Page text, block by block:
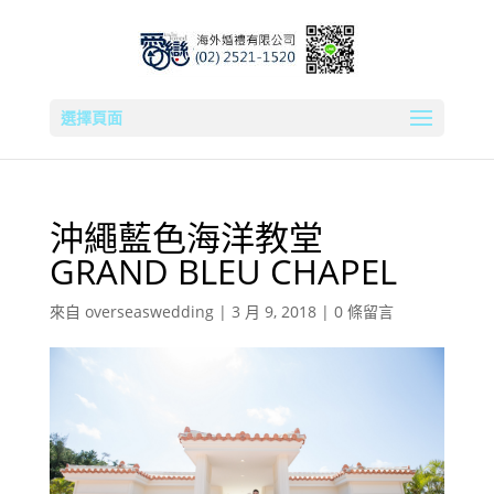
選擇頁面
沖繩藍色海洋教堂
GRAND BLEU CHAPEL
來自 overseaswedding| 3 月 9, 2018| 0 條留言